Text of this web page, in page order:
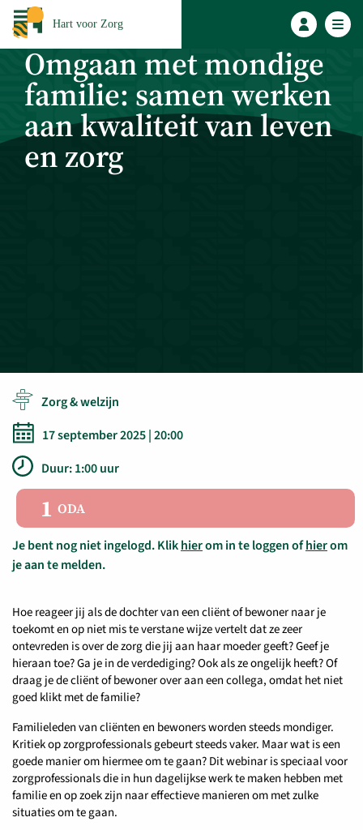
Hart voor Zorg
Omgaan met mondige
familie: samen werken
aan kwaliteit van leven
en zorg
Zorg & welzijn
17 september 2025 | 20:00
Duur: 1:00 uur
1 ODA
Je bent nog niet ingelogd. Klikhierom in te loggen ofhierom
je aan te melden.
Hoe reageer jij als de dochter van een cliënt of bewoner naar je
toekomt en op niet mis te verstane wijze vertelt dat ze zeer
ontevreden is over de zorg die jij aan haar moeder geeft? Geef je
hieraan toe? Ga je in de verdediging? Ook als ze ongelijk heeft? Of
draag je de cliënt of bewoner over aan een collega, omdat het niet
goed klikt met de familie?
Familieleden van cliënten en bewoners worden steeds mondiger.
Kritiek op zorgprofessionals gebeurt steeds vaker. Maar wat is een
goede manier om hiermee om te gaan? Dit webinar is speciaal voor
zorgprofessionals die in hun dagelijkse werk te maken hebben met
familie en op zoek zijn naar effectieve manieren om met zulke
situaties om te gaan.